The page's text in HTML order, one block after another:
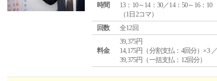
時間
13：10～14：30／14：50～16：10
（1日2コマ）
回数
全12回
料金
39,375円
14,175円（分割支払：4回分）×3
39,375円（一括支払：12回分）